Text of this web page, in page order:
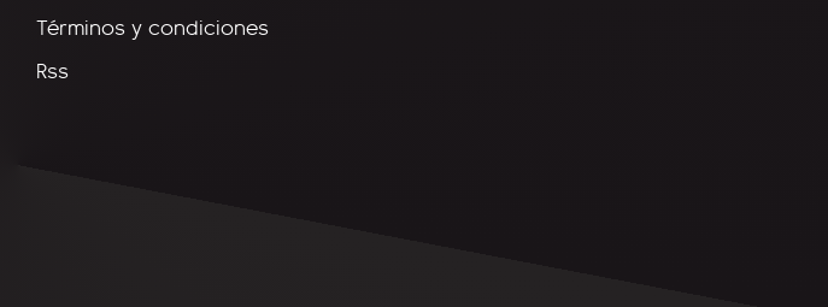
Términos y condiciones
Rss